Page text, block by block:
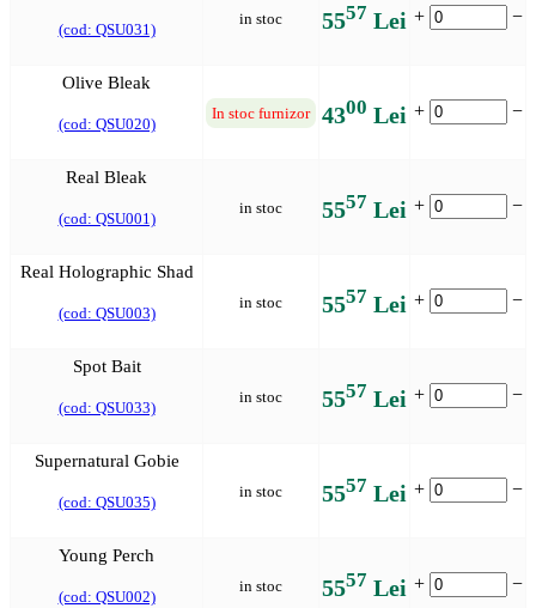
(cod: QSU031)
in stoc 5557 Lei + −
Olive Bleak
(cod: QSU020)
In stoc furnizor 4300 Lei + −
Real Bleak
(cod: QSU001)
in stoc 5557 Lei + −
Real Holographic Shad
(cod: QSU003)
in stoc 5557 Lei + −
Spot Bait
(cod: QSU033)
in stoc 5557 Lei + −
Supernatural Gobie
(cod: QSU035)
in stoc 5557 Lei + −
Young Perch
(cod: QSU002)
in stoc 5557 Lei + −